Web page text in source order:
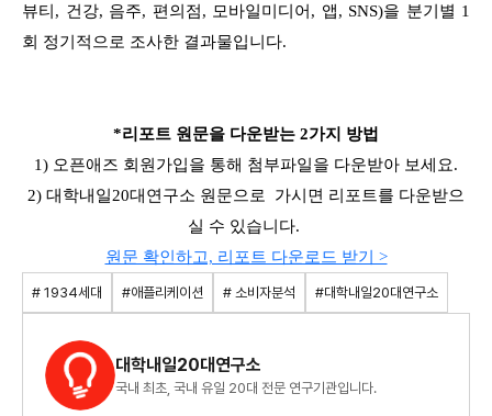
뷰티, 건강, 음주, 편의점, 모바일미디어, 앱, SNS)을 분기별 1
회 정기적으로 조사한 결과물입니다.
*리포트 원문을 다운받는 2가지 방법
1) 오픈애즈 회원가입을 통해 첨부파일을 다운받아 보세요.
2) 대학내일20대연구소 원문으로 가시면 리포트를 다운받으
실 수 있습니다.
원문 확인하고, 리포트 다운로드 받기 >
# 1934세대 #애플리케이션 # 소비자분석 #대학내일20대연구소
대학내일20대연구소
국내 최초, 국내 유일 20대 전문 연구기관입니다.